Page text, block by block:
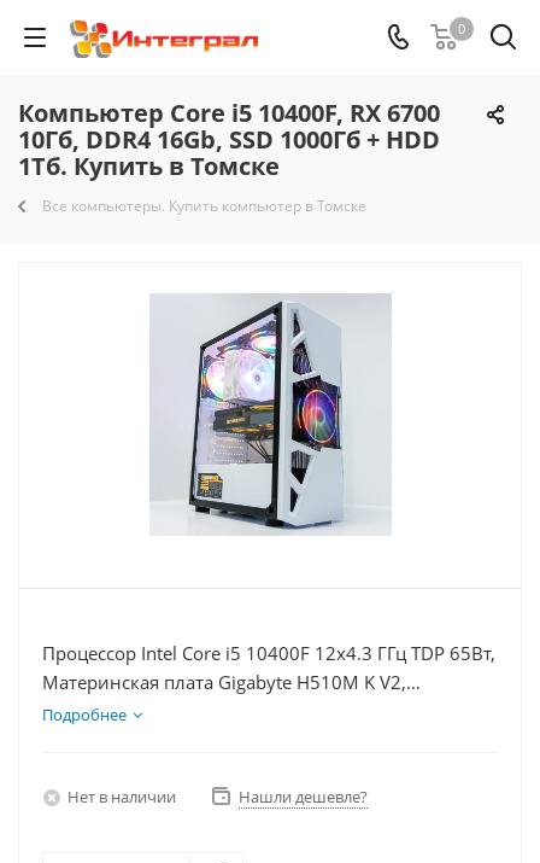
0
Компьютер Core i5 10400F, RX 6700
10Гб, DDR4 16Gb, SSD 1000Гб + HDD
1Тб. Купить в Томске
Все компьютеры. Купить компьютер в Томске
Процессор Intel Core i5 10400F 12x4.3 ГГц TDP 65Вт,
Материнская плата Gigabyte H510M K V2,
Видеокарта RX 6700 10Гб, Память DDR4 16Gb,
Подробнее
Нет в наличии Нашли дешевле?